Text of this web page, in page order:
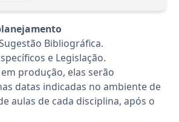
Bibliográfica.
e Legislação.
produção, elas serão
datas indicadas no ambiente de
aulas de cada disciplina, após o